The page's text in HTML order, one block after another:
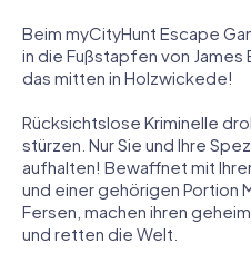
Beim myCityHunt Escape
in die Fußstapfen von James
das mitten in Holzwickede!
Rücksichtslose Kriminelle
stürzen. Nur Sie und Ihre
aufhalten! Bewaffnet mit
und einer gehörigen Portion
Fersen, machen ihren
und retten die Welt.